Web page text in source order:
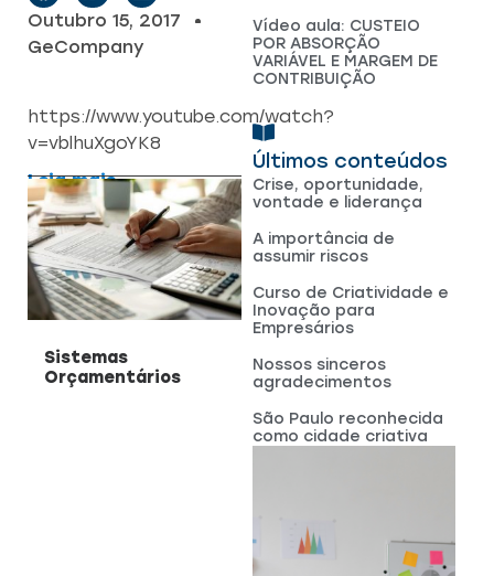
Outubro 15, 2017
GeCompany
https://www.youtube.com/watch?
v=vblhuXgoYK8
Leia mais
Sistemas
Orçamentários
Últimos conteúdos
Crise, oportunidade,
vontade e liderança
A importância de
assumir riscos
Curso de Criatividade e
Inovação para
Empresários
Nossos sinceros
agradecimentos
São Paulo reconhecida
como cidade criativa
Vídeo aula: CUSTEIO
POR ABSORÇÃO
VARIÁVEL E MARGEM DE
CONTRIBUIÇÃO